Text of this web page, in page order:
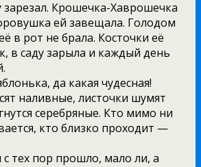
Крошечка-Хаврошечка
ей завещала. Голодом
в рот не брала. Косточки её
в саду зарыла и каждый день
да какая чудесная!
наливные, листочки шумят
серебряные. Кто мимо ни
кто близко проходит —
тех пор прошло, мало ли, а